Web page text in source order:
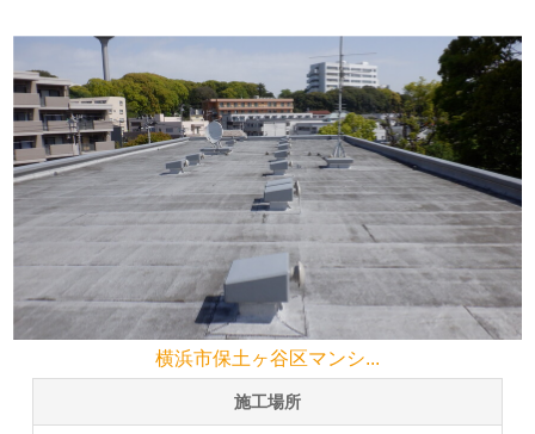
横浜市保土ヶ谷区マンシ...
施工場所